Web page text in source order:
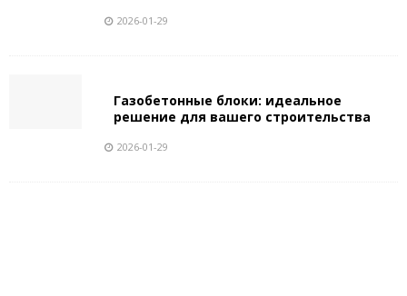
2026-01-29
Газобетонные блоки: идеальное
решение для вашего строительства
2026-01-29